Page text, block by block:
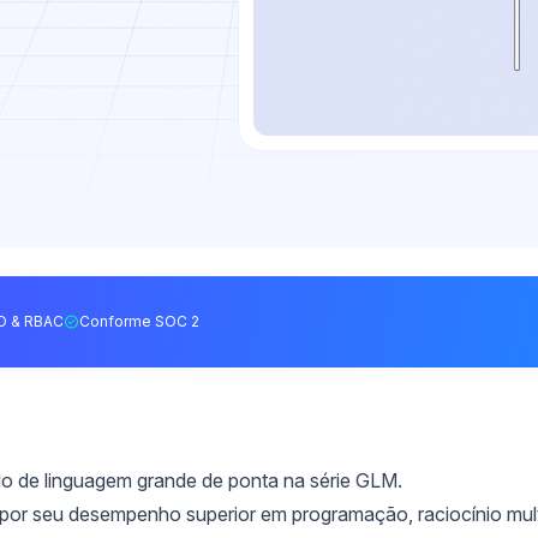
& RBAC Conforme SOC 2
linguagem grande de ponta na série GLM.
seu desempenho superior em programação, raciocínio